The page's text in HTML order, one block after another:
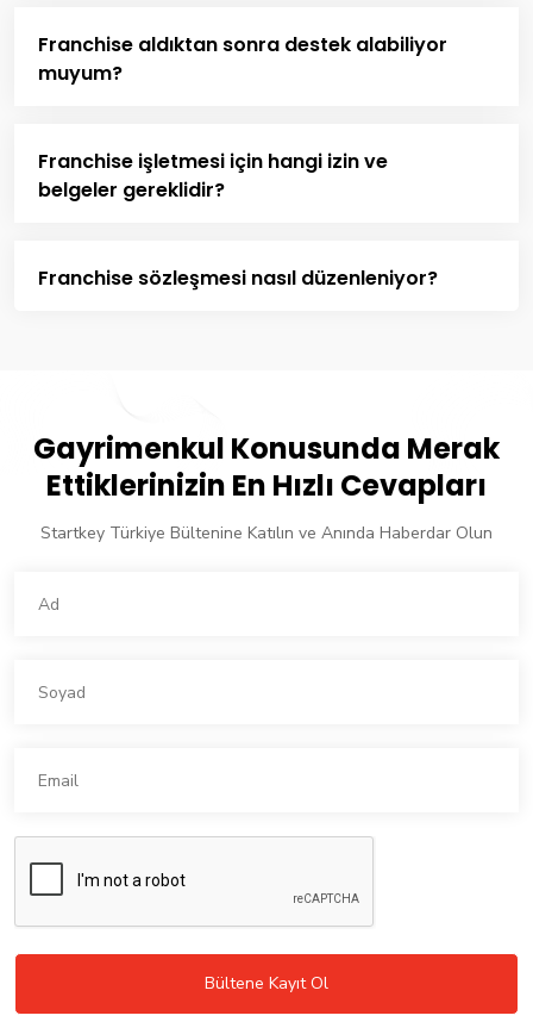
Franchise aldıktan sonra destek alabiliyor
muyum?
Franchise işletmesi için hangi izin ve
belgeler gereklidir?
Franchise sözleşmesi nasıl düzenleniyor?
Gayrimenkul Konusunda Merak
Ettiklerinizin En Hızlı Cevapları
Startkey Türkiye Bültenine Katılın ve Anında Haberdar Olun
Bültene Kayıt Ol